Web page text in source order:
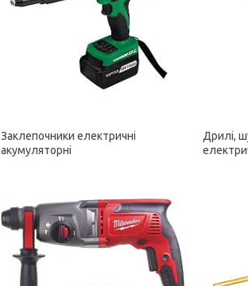
Заклепочники електричні
акумуляторні
Дрилі,